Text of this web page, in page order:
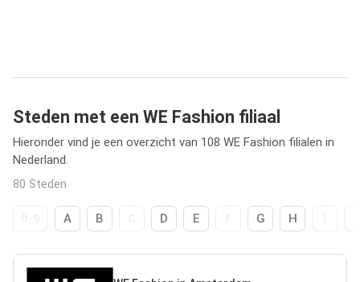
Steden met een WE Fashion filiaal
Hieronder vind je een overzicht van 108 WE Fashion filialen in
Nederland.
80 Steden
A B D E G H